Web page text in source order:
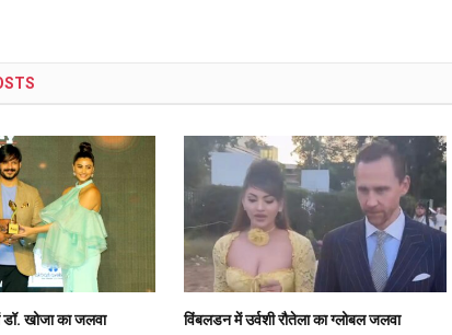
डॉ. खोजा का जलवा विंबलडन में उर्वशी रौतेला का ग्लोबल जलवा